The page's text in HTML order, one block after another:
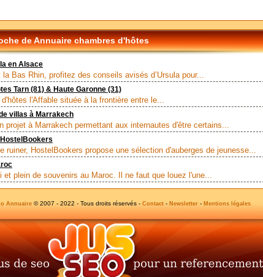
de Annuaire chambres d'hôtes
en Alsace
la Bas Rhin, profitez des conseils avisés d’Ursula pour...
Tarn (81) & Haute Garonne (31)
l'Affable située à la frontière entre le...
villas à Marrakech
projet à Marrakech permettant aux internautes d'être certains...
ruiner, HostelBookers propose une sélection d'auberges de jeunesse...
et plein de souvenirs au Maroc. Il ne faut que louez l'une...
Annuaire © 2007 - 2022 - Tous droits réservés - Contact - Newsletter - Mentions légales